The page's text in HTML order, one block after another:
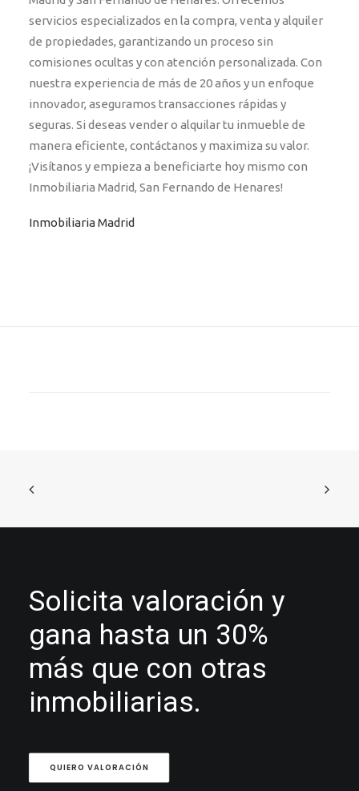
servicios especializados en la compra, venta y alquiler
de propiedades, garantizando un proceso sin
comisiones ocultas y con atención personalizada. Con
nuestra experiencia de más de 20 años y un enfoque
innovador, aseguramos transacciones rápidas y
seguras. Si deseas vender o alquilar tu inmueble de
manera eficiente, contáctanos y maximiza su valor.
¡Visítanos y empieza a beneficiarte hoy mismo con
Inmobiliaria Madrid, San Fernando de Henares!
Inmobiliaria Madrid
Solicita valoración y
gana hasta un 30%
más que con otras
inmobiliarias.
QUIERO VALORACIÓN